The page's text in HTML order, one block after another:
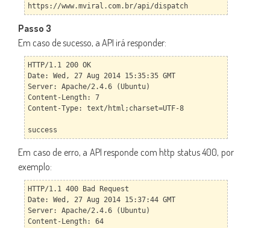
https://www.mviral.com.br/api/dispatch
Passo 3
Em caso de sucesso, a API irá responder:
HTTP/1.1 200 OK
Date: Wed, 27 Aug 2014 15:35:35 GMT
Server: Apache/2.4.6 (Ubuntu)
Content-Length: 7
Content-Type: text/html;charset=UTF-8
success
Em caso de erro, a API responde com http status 400, por
exemplo:
HTTP/1.1 400 Bad Request
Date: Wed, 27 Aug 2014 15:37:44 GMT
Server: Apache/2.4.6 (Ubuntu)
Content-Length: 64